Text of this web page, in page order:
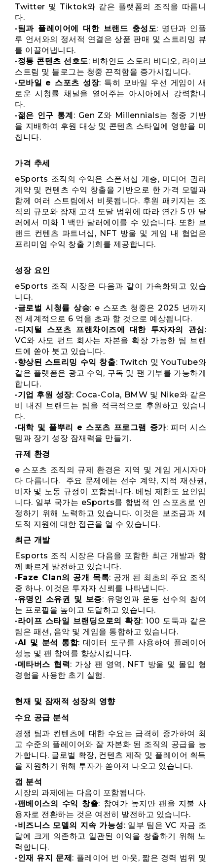
Twitter 및 Tiktok와 같은 플랫폼의 조직을 따릅니
다.
•팀과 플레이어에 대한 브랜드 충성도: 명단과 인플
루 언서와의 정서적 연결은 상품 판매 및 스트리밍 뷰
를 이끌어냅니다.
•정통 콘텐츠 선호도: 비하인드 스토리 비디오, 라이브
스트림 및 블로그는 청중 끈적함을 증가시킵니다.
•모바일 e 스포츠 성장: 특히 모바일 우선 게임이 새
로운 시청률 채널을 열어주는 아시아에서 강력합니
다.
•젊은 인구 통계 : Gen Z와 Millennials는 청중 기반
을 지배하여 후원 대상 및 콘텐츠 스타일에 영향을 미
칩니다.
가격 추세
eSports 조직의 수익은 스폰서십 계층, 미디어 권리
계약 및 컨텐츠 수익 창출을 기반으로 한 가격 모델과
함께 여러 스트림에서 비롯됩니다. 후원 패키지는 조
직의 규모와 잠재 고객 도달 범위에 따라 연간 5 만 달
러에서 미화 1 백만 달러에이를 수 있습니다. 또한 브
랜드 컨텐츠 파트너십, NFT 방울 및 게임 내 협업은
프리미엄 수익 창출 기회를 제공합니다.
성장 요인
eSports 조직 시장은 다음과 같이 가속화되고 있습
니다.
•글로벌 시청률 상승: e 스포츠 청중은 2025 년까지
전 세계적으로 6 억을 초과 할 것으로 예상됩니다.
•디지털 스포츠 프랜차이즈에 대한 투자자의 관심 :
VC와 사모 펀드 회사는 자본을 확장 가능한 팀 브랜
드에 쏟아 붓고 있습니다.
•향상된 스트리밍 수익 창출: Twitch 및 YouTube와
같은 플랫폼은 광고 수익, 구독 및 팬 기부를 가능하게
합니다.
•기업 후원 성장: Coca-Cola, BMW 및 Nike와 같은
비 내진 브랜드는 팀을 적극적으로 후원하고 있습니
다.
•대학 및 풀뿌리 e 스포츠 프로그램 증가: 피더 시스
템과 장기 성장 잠재력을 만들기.
규제 환경
e 스포츠 조직의 규제 환경은 지역 및 게임 게시자마
다 다릅니다. 주요 문제에는 선수 계약, 지적 재산권,
비자 및 노동 규정이 포함됩니다. 베팅 제한도 요인입
니다. 일부 국가는 eSports를 합법적 인 스포츠로 인
정하기 위해 노력하고 있습니다. 이것은 보조금과 제
도적 지원에 대한 접근을 열 수 있습니다.
최근 개발
Esports 조직 시장은 다음을 포함한 최근 개발과 함
께 빠르게 발전하고 있습니다.
•Faze Clan의 공개 목록: 공개 된 최초의 주요 조직
중 하나. 이것은 투자자 신뢰를 나타냅니다.
•유명인 소유권 및 보증: 유명인과 운동 선수의 참여
는 프로필을 높이고 도달하고 있습니다.
•라이프 스타일 브랜딩으로의 확장: 100 도둑과 같은
팀은 패션, 음악 및 게임을 통합하고 있습니다.
•AI 및 분석 통합: 데이터 도구를 사용하여 플레이어
성능 및 팬 참여를 향상시킵니다.
•메타버스 협력: 가상 팬 영역, NFT 방울 및 몰입 형
경험을 사용한 초기 실험.
현재 및 잠재적 성장의 영향
수요 공급 분석
경쟁 팀과 컨텐츠에 대한 수요는 급격히 증가하여 최
고 수준의 플레이어와 잘 자본화 된 조직의 공급을 능
가합니다. 글로벌 확장, 컨텐츠 제작 및 플레이어 획득
을 지원하기 위해 투자가 쏟아져 나오고 있습니다.
갭 분석
시장의 과제에는 다음이 포함됩니다.
•팬베이스의 수익 창출: 참여가 높지만 팬을 지불 사
용자로 전환하는 것은 여전히 ​​발전하고 있습니다.
•비즈니스 모델의 지속 가능성: 일부 팀은 VC 자금 조
달에 크게 의존하고 일관된 이익을 창출하기 위해 노
력합니다.
•인재 유지 문제: 플레이어 번 아웃, 짧은 경력 범위 및